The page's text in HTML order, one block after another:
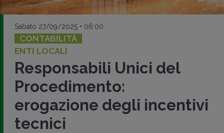
Sabato 27/09/2025 • 06:00
CONTABILITÀ
ENTI LOCALI
Responsabili Unici del
Procedimento:
erogazione degli incentivi
tecnici